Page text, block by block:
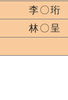
李〇珩
林〇呈